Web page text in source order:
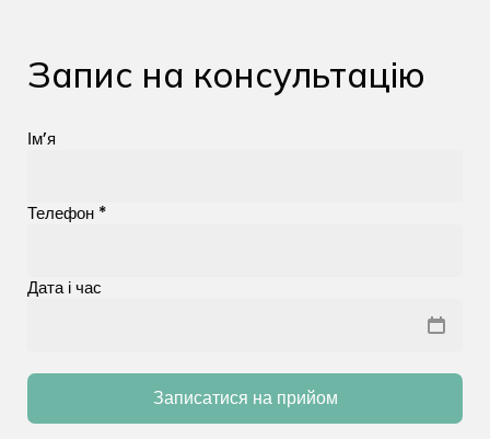
Запис на консультацію
Ім’я
Телефон *
Дата і час
Записатися на прийом